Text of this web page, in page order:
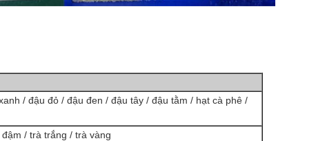
/ đậu đỏ / đậu đen / đậu tây / đậu tằm / hạt cà phê /
/ trà trắng / trà vàng